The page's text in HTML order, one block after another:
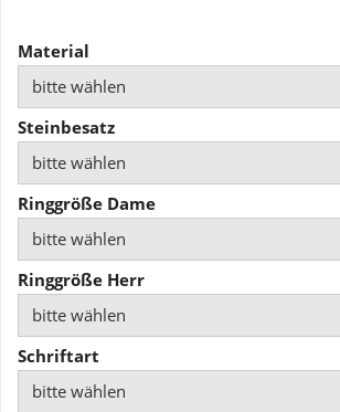
Material
bitte wählen
Steinbesatz
bitte wählen
Ringgröße Dame
bitte wählen
Ringgröße Herr
bitte wählen
Schriftart
bitte wählen